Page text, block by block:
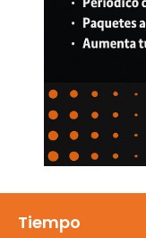
Tiempo